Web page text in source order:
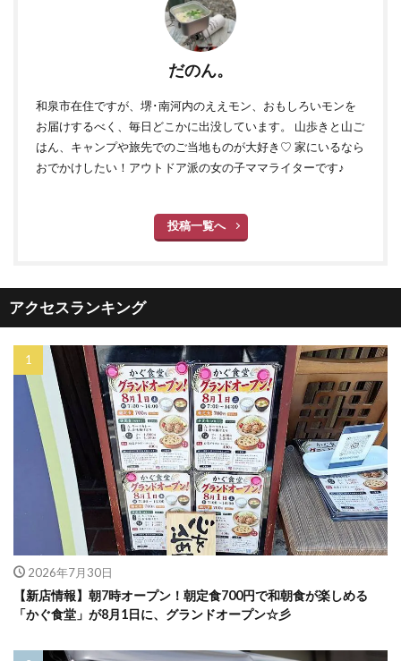
だのん。
和泉市在住ですが、堺･南河内のええモン、おもしろいモンを
お届けするべく、毎日どこかに出没しています。 山歩きと山ご
はん、キャンプや旅先でのご当地ものが大好き♡ 家にいるなら
おでかけしたい！アウトドア派の女の子ママライターです♪
投稿一覧へ
アクセスランキング
2026年7月30日
【新店情報】朝7時オープン！朝定食700円で和朝食が楽しめる
「かぐ食堂」が8月1日に、グランドオープン☆彡